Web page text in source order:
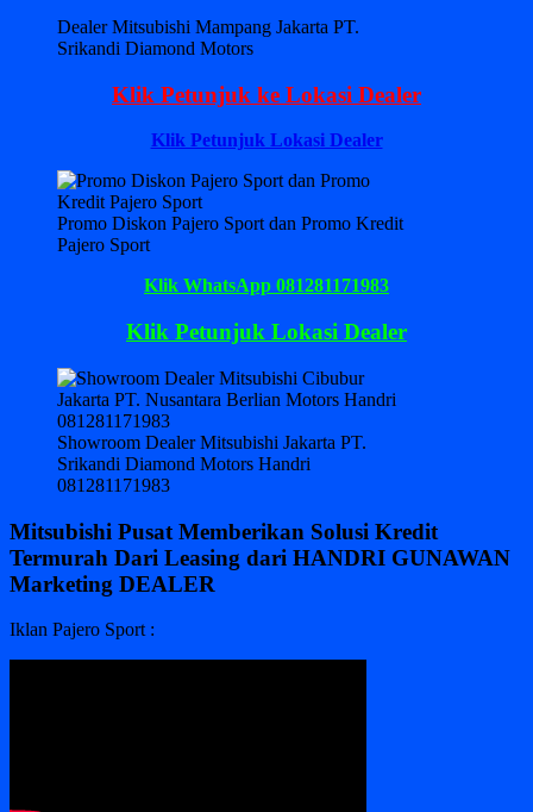
Dealer Mitsubishi Mampang Jakarta PT.
Srikandi Diamond Motors
Klik Petunjuk ke Lokasi Dealer
Klik Petunjuk Lokasi Dealer
Promo Diskon Pajero Sport dan Promo Kredit
Pajero Sport
Klik WhatsApp 081281171983
Klik Petunjuk Lokasi Dealer
Showroom Dealer Mitsubishi Jakarta PT.
Srikandi Diamond Motors Handri
081281171983
Mitsubishi Pusat Memberikan Solusi Kredit
Termurah Dari Leasing dari HANDRI GUNAWAN
Marketing DEALER
Iklan Pajero Sport :